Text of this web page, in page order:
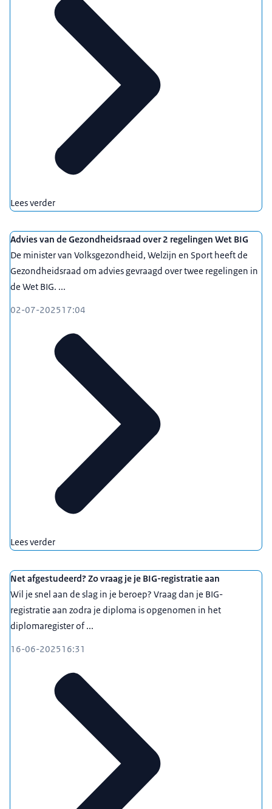
Lees verder
Advies van de Gezondheidsraad over 2 regelingen Wet BIG
De minister van Volksgezondheid, Welzijn en Sport heeft de
Gezondheidsraad om advies gevraagd over twee regelingen in
de Wet BIG. ...
02-07-202517:04
Lees verder
Net afgestudeerd? Zo vraag je je BIG-registratie aan
Wil je snel aan de slag in je beroep? Vraag dan je BIG-
registratie aan zodra je diploma is opgenomen in het
diplomaregister of ...
16-06-202516:31